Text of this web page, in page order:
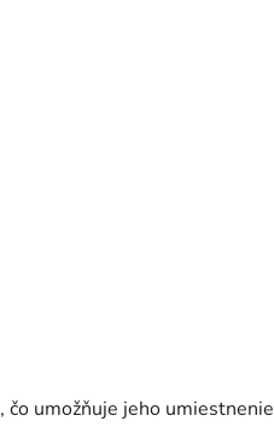
, čo umožňuje jeho umiestnenie